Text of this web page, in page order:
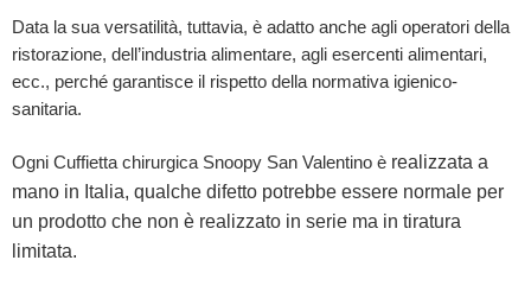
Data la sua versatilità, tuttavia, è adatto anche agli operatori della
ristorazione, dell’industria alimentare, agli esercenti alimentari,
ecc., perché garantisce il rispetto della normativa igienico-
sanitaria.
Ogni Cuffietta chirurgica Snoopy San Valentino è realizzata a
mano in Italia, qualche difetto potrebbe essere normale per
un prodotto che non è realizzato in serie ma in tiratura
limitata.